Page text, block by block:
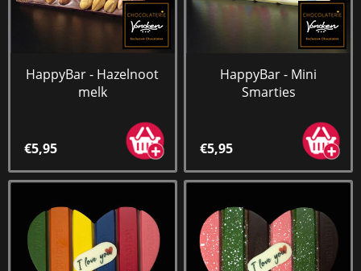
HappyBar - Hazelnoot
melk
€5,95
HappyBar - Mini
Smarties
€5,95